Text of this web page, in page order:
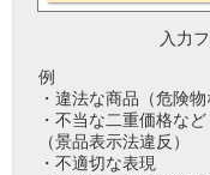
入力
例
・違法な商品（危険物
・不当な二重価格など
（景品表示法違反）
・不適切な表現